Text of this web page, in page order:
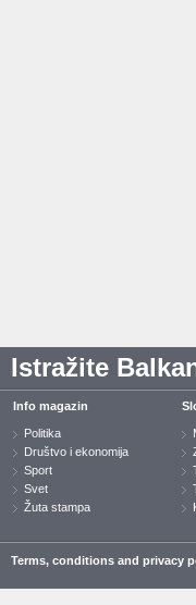
Istražite
Info magazin
Politika
Društvo i ekonomija
Sport
Svet
Žuta stampa
Terms, conditions and privacy